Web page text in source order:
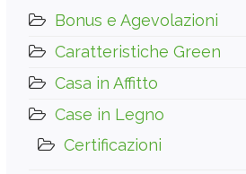
Bonus e Agevolazioni
Caratteristiche Green
Casa in Affitto
Case in Legno
Certificazioni